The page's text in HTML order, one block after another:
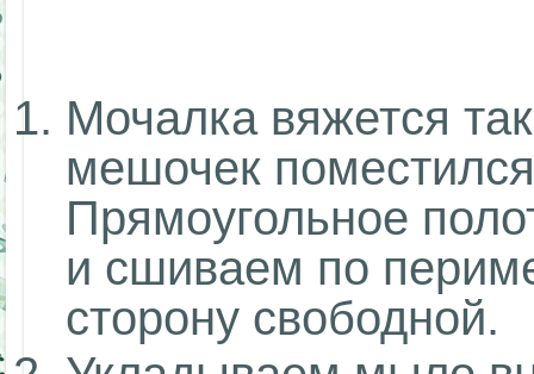
Мочалка вяжется
мешочек
Прямоугольное
и сшиваем по
сторону свободной.